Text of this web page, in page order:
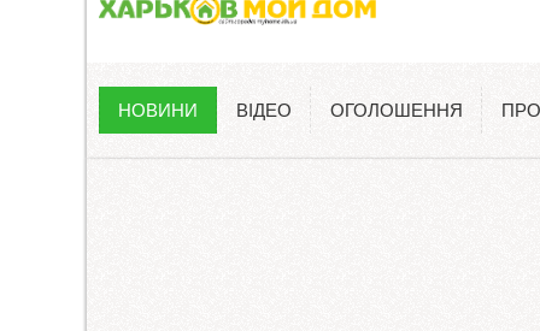
Новини
НОВИНИ ВІДЕО ОГОЛОШЕННЯ